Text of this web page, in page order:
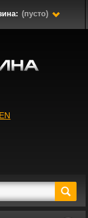
(пусто)